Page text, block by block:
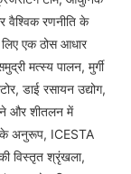
वैश्विक रणनीति के
एक ठोस आधार
मत्स्य पालन, मुर्गी
डाई रसायन उद्योग,
और शीतलन में
के अनुरूप, ICESTA
विस्तृत श्रृंखला,